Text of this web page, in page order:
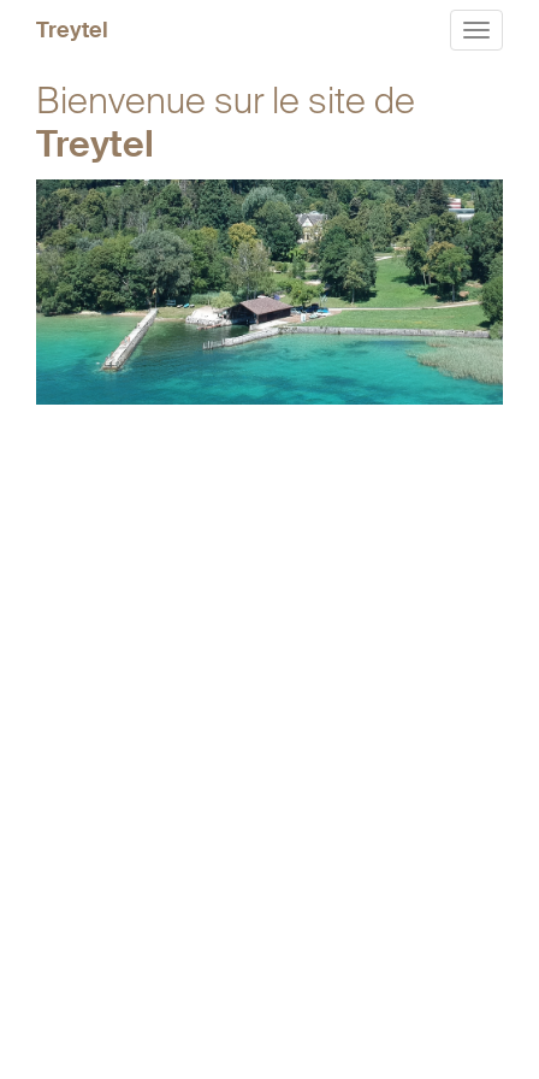
Toggle
Treytel
Bienvenue sur le site de
Treytel